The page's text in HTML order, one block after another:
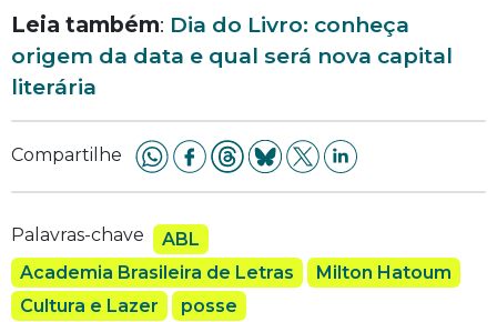
Leia também: Dia do Livro: conheça
origem da data e qual será nova capital
literária
Compartilhe
Palavras-chave
ABL
Academia Brasileira de Letras
Milton Hatoum
Cultura e Lazer
posse